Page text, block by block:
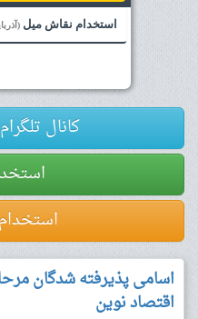
استخدام نقاش میل
کانال
اسامی پذیرفته شدگان
اقتصاد نوین